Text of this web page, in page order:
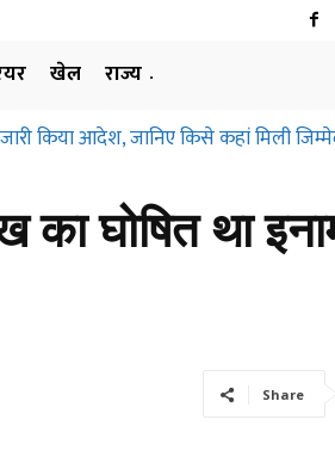
खेल
राज्य
किया आदेश, जानिए किसे कहां मिली
घोषित था
Share